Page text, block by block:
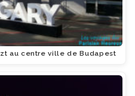
au centre ville de Budapest